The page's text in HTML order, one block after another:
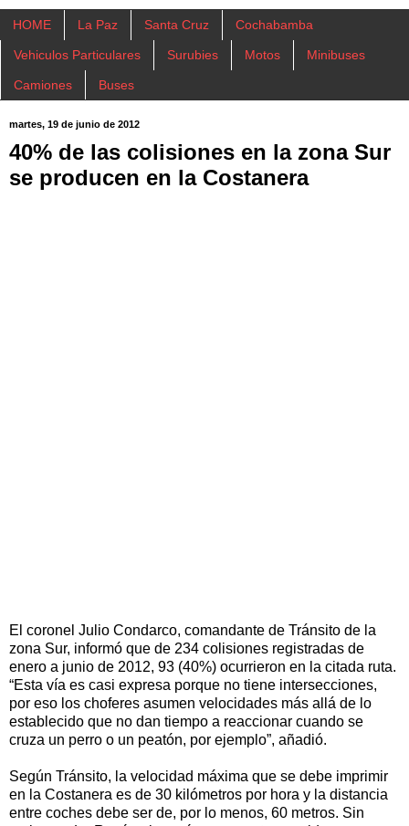
HOME La Paz Santa Cruz Cochabamba
Vehiculos Particulares Surubies Motos Minibuses
Camiones Buses
martes, 19 de junio de 2012
40% de las colisiones en la zona Sur
se producen en la Costanera
El coronel Julio Condarco, comandante de Tránsito de la
zona Sur, informó que de 234 colisiones registradas de
enero a junio de 2012, 93 (40%) ocurrieron en la citada ruta.
“Esta vía es casi expresa porque no tiene intersecciones,
por eso los choferes asumen velocidades más allá de lo
establecido que no dan tiempo a reaccionar cuando se
cruza un perro o un peatón, por ejemplo”, añadió.
Según Tránsito, la velocidad máxima que se debe imprimir
en la Costanera es de 30 kilómetros por hora y la distancia
entre coches debe ser de, por lo menos, 60 metros. Sin